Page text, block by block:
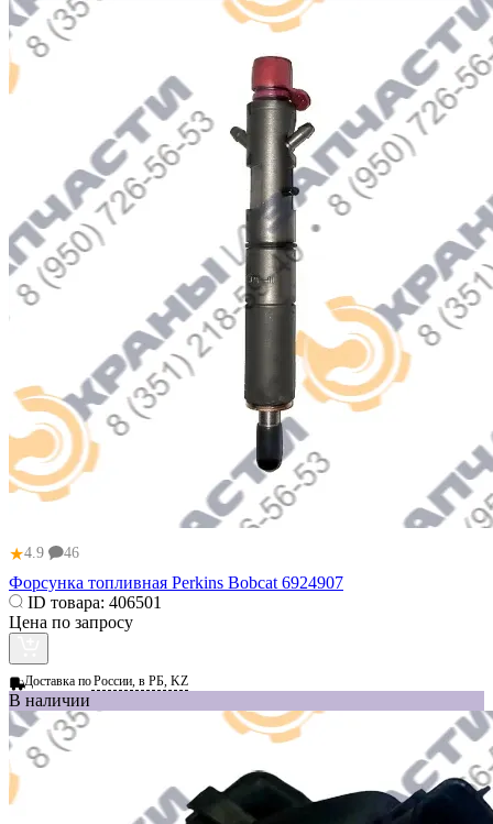
★4.9 46
Форсунка топливная Perkins Bobcat 6924907
ID товара: 406501
Цена по запросу
Доставка поРоссии, в РБ, KZ
В наличии